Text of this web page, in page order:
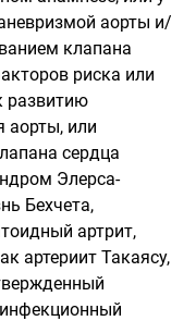
аорты и/
клапана
риска или
развитию
аорты, или
сердца
Элерса-
Бехчета,
артрит,
артериит Такаясу,